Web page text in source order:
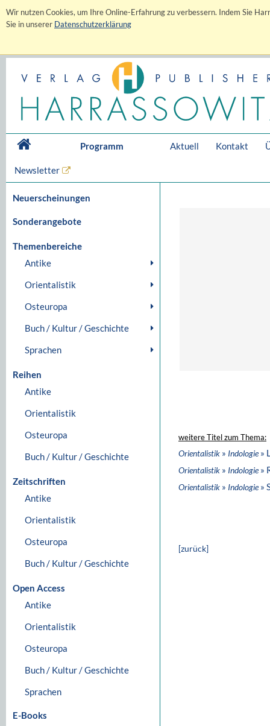
Wir nutzen Cookies, um Ihre Online-Erfahrung zu verbessern. Indem Sie
Sie in unserer Datenschutzerklärung
Programm Aktuell Kontakt
Newsletter
Neuerscheinungen
Sonderangebote
Themenbereiche
Antike
Orientalistik
Osteuropa
Buch / Kultur / Geschichte
Sprachen
Reihen
Antike
Orientalistik
Osteuropa
Buch / Kultur / Geschichte
Zeitschriften
Antike
Orientalistik
Osteuropa
Buch / Kultur / Geschichte
Open Access
Antike
Orientalistik
Osteuropa
Buch / Kultur / Geschichte
Sprachen
E-Books
weitere Titel zum Thema:
Orientalistik » Indologie»
Orientalistik » Indologie»
Orientalistik » Indologie»
[zurück]